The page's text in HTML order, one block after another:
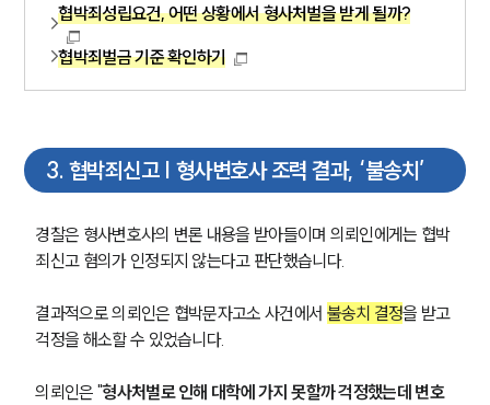
협박죄성립요건, 어떤 상황에서 형사처벌을 받게 될까?
협박죄벌금 기준 확인하기
3. 협박죄신고 | 형사변호사 조력 결과, ‘불송치’
경찰은 형사변호사의 변론 내용을 받아들이며 의뢰인에게는 협박
죄신고 혐의가 인정되지 않는다고 판단했습니다.
결과적으로 의뢰인은 협박문자고소 사건에서 불송치 결정을 받고
걱정을 해소할 수 있었습니다.
의뢰인은 "형사처벌로 인해 대학에 가지 못할까 걱정했는데 변호